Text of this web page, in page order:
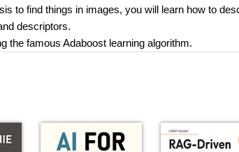
to find things in images, you will learn how to
descriptors.
the famous Adaboost learning algorithm.